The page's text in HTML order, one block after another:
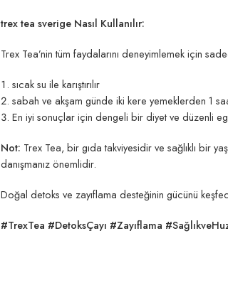
trex tea sverige Nasıl Kullanılır:
Trex Tea’nin tüm faydalarını deneyimlemek için
sıcak su ile karıştırılır
sabah ve akşam günde iki kere yemeklerden 1
En iyi sonuçlar için dengeli bir diyet ve düzenli
Not: Trex Tea, bir gıda takviyesidir ve sağlıklı bir
danışmanız önemlidir.
Doğal detoks ve zayıflama desteğinin gücünü
#TrexTea #DetoksÇayı #Zayıflama